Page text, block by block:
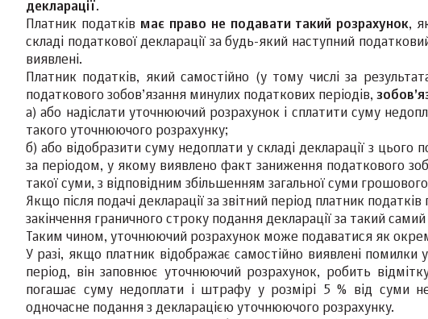
декларації.
Платник податків має право не подавати такий розрахунок,
складі податкової декларації за будь-який наступний
виявлені.
Платник податків, який самостійно (у тому числі за
податкового зобов’язання минулих податкових періодів,
а) або надіслати уточнюючий розрахунок і сплатити суму
такого уточнюючого розрахунку;
б) або відобразити суму недоплати у складі декларації з
за періодом, у якому виявлено факт заниження податкового
такої суми, з відповідним збільшенням загальної суми
Якщо після подачі декларації за звітний період платник
закінчення граничного строку подання декларації за такий самий
Таким чином, уточнюючий розрахунок може подаватися як
У разі, якщо платник відображає самостійно виявлені помилки
період, він заповнює уточнюючий розрахунок, робить
погашає суму недоплати і штрафу у розмірі 5 % від суми
одночасне подання з декларацією уточнюючого розрахунку.